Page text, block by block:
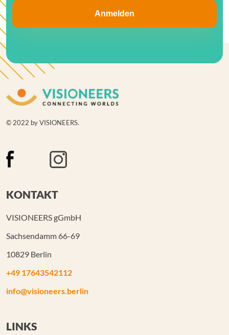
© 2022 by VISIONEERS.
KONTAKT
VISIONEERS gGmbH
Sachsendamm 66-69
10829 Berlin
+49 17643542112
info@visioneers.berlin
LINKS